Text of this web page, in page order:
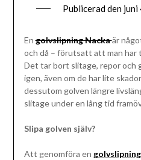
Publicerad den juni
Engolvslipning Nackaär
och då – förutsatt att man har
Det tar bort slitage, repor och
igen, även om de har lite
dessutom golven längre
slitage under en lång tid
Slipa golven själv?
Att genomföra en